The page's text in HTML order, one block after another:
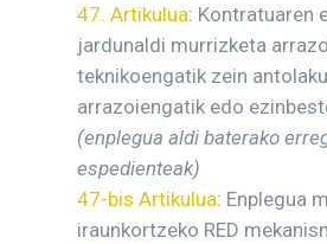
47. Artikulua: Kontratuaren
jardunaldi murrizketa
teknikoengatik zein
arrazoiengatik edo
(enplegua aldi baterako
espedienteak)
47-bis Artikulua: Enplegua
iraunkortzeko RED